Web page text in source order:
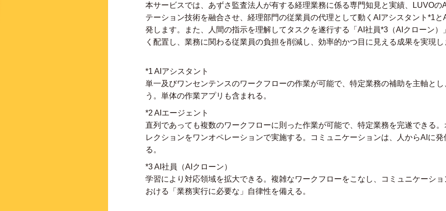
本サービスでは、あずさ監査法人が有する経理業務に係る専門知見と実績、LUVOの
テーション技術を融合させ、経理部門の従業員の代理として動くAIアシスタント *1と
発します。また、人間の指示を理解してタスクを遂行する「AI社員*3 （AIクローン
く配置し、業務に関わる従業員の負担を削減し、効率的かつ目に見える成果を実現し
*1 AIアシスタント
単一及びワンセンテンスのワークフローの作業が可能で、特定業務の補助を主軸と
う。単体の作業アプリも含まれる。
*2 AIエージェント
直列であっても複数のワークフローに則った作業が可能で、特定業務を完遂できる
レクションをワンオペレーションで実施する。コミュニケーションは、人からAIに
る。
*3 AI社員（AIクローン）
学習により対応領域を拡大できる。複雑なワークフローをこなし、コミュニケーシ
おける「業務実行に必要な」自律性を備える。